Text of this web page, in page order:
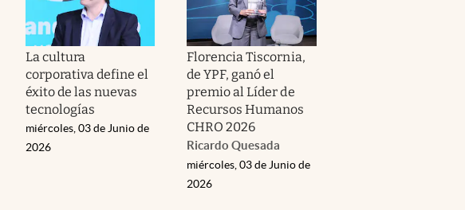
La cultura
corporativa define el
éxito de las nuevas
tecnologías
miércoles, 03 de Junio de
2026
Florencia Tiscornia,
de YPF, ganó el
premio al Líder de
Recursos Humanos
CHRO 2026
Ricardo Quesada
miércoles, 03 de Junio de
2026